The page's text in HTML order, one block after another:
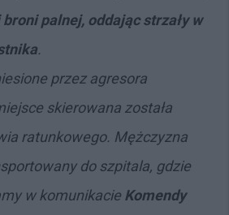
palnej, oddając strzały w
.
przez agresora
skierowana została
ratunkowego. Mężczyzna
do szpitala, gdzie
w komunikacie Komendy